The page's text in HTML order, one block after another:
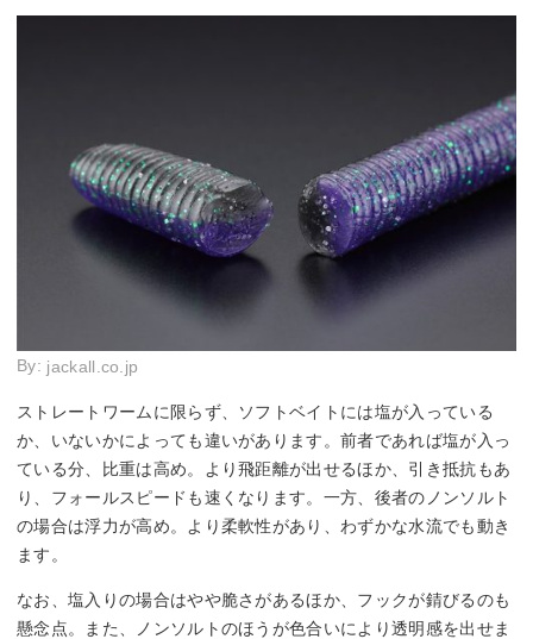
By: jackall.co.jp
ストレートワームに限らず、ソフトベイトには塩が入っている
か、いないかによっても違いがあります。前者であれば塩が入っ
ている分、比重は高め。より飛距離が出せるほか、引き抵抗もあ
り、フォールスピードも速くなります。一方、後者のノンソルト
の場合は浮力が高め。より柔軟性があり、わずかな水流でも動き
ます。
なお、塩入りの場合はやや脆さがあるほか、フックが錆びるのも
懸念点。また、ノンソルトのほうが色合いにより透明感を出せま